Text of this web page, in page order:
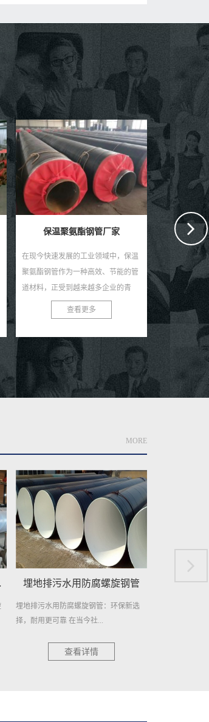
河北螺旋钢管厂家
在现代工业领域，河北螺旋钢管以其
独特的生产工艺和卓越的性能特点，
赢得了市场的广泛认可。作为一种重
气、化工、建筑、桥梁等诸...
查看更多
大
大口径螺旋
盾 在现代化
大口径螺旋
演着至关重
能的金属管道
MORE
埋地给水用防腐螺旋钢管
埋地给水用防腐螺旋钢管，作为一种高效
且耐用的管道材料，近年来在各...
查看详情
埋地自来